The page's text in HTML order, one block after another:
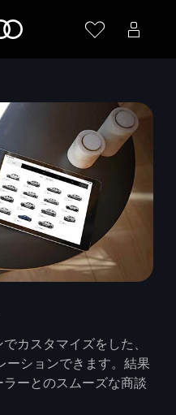
カスタマイズをした、
ーションできます。結果
ーとのスムーズな商談